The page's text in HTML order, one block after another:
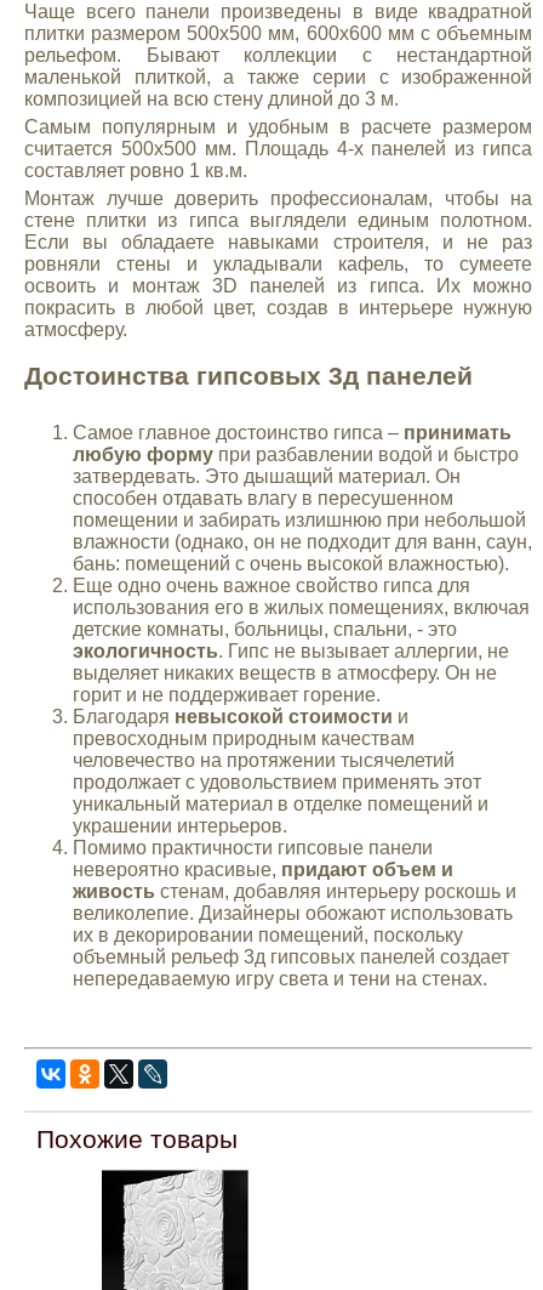
Чаще всего панели произведены в виде квадратной
плитки размером 500х500 мм, 600х600 мм с объемным
рельефом. Бывают коллекции с нестандартной
маленькой плиткой, а также серии с изображенной
композицией на всю стену длиной до 3 м.
Самым популярным и удобным в расчете размером
считается 500х500 мм. Площадь 4-х панелей из гипса
составляет ровно 1 кв.м.
Монтаж лучше доверить профессионалам, чтобы на
стене плитки из гипса выглядели единым полотном.
Если вы обладаете навыками строителя, и не раз
ровняли стены и укладывали кафель, то сумеете
освоить и монтаж 3D панелей из гипса. Их можно
покрасить в любой цвет, создав в интерьере нужную
атмосферу.
Достоинства гипсовых 3д панелей
Самое главное достоинство гипса – принимать
любую формупри разбавлении водой и быстро
затвердевать. Это дышащий материал. Он
способен отдавать влагу в пересушенном
помещении и забирать излишнюю при небольшой
влажности (однако, он не подходит для ванн, саун,
бань: помещений с очень высокой влажностью).
Еще одно очень важное свойство гипса для
использования его в жилых помещениях, включая
детские комнаты, больницы, спальни, - это
экологичность. Гипс не вызывает аллергии, не
выделяет никаких веществ в атмосферу. Он не
горит и не поддерживает горение.
Благодаря невысокой стоимости и
превосходным природным качествам
человечество на протяжении тысячелетий
продолжает с удовольствием применять этот
уникальный материал в отделке помещений и
украшении интерьеров.
Помимо практичности гипсовые панели
невероятно красивые, придают объем и
живость стенам, добавляя интерьеру роскошь и
великолепие. Дизайнеры обожают использовать
их в декорировании помещений, поскольку
объемный рельеф 3д гипсовых панелей создает
непередаваемую игру света и тени на стенах.
Похожие товары